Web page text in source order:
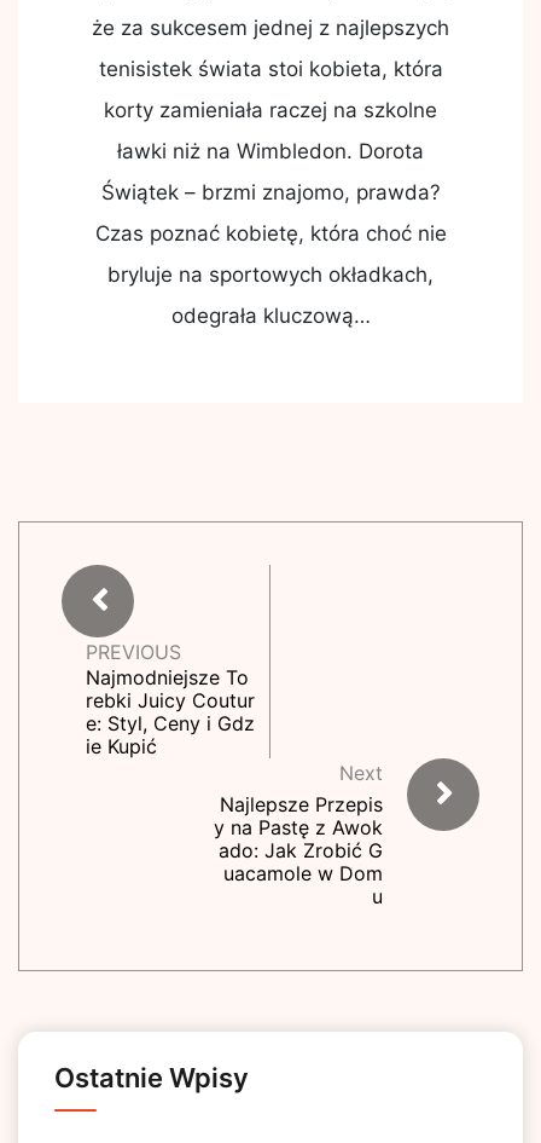
że za sukcesem jednej z najlepszych
tenisistek świata stoi kobieta, która
korty zamieniała raczej na szkolne
ławki niż na Wimbledon. Dorota
Świątek – brzmi znajomo, prawda?
Czas poznać kobietę, która choć nie
bryluje na sportowych okładkach,
odegrała kluczową…
PREVIOUS
Najmodniejsze To
rebki Juicy Coutur
e: Styl, Ceny i Gdz
ie Kupić
Next
Najlepsze Przepis
y na Pastę z Awok
ado: Jak Zrobić G
uacamole w Dom
u
Ostatnie Wpisy